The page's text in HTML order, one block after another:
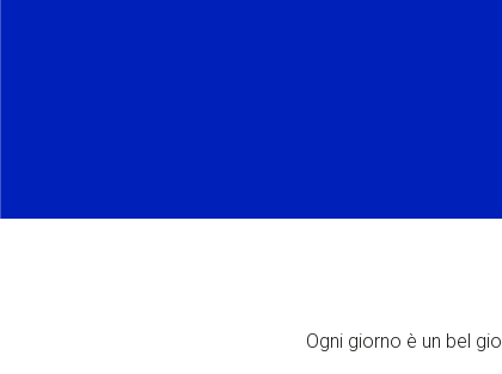
Ogni giorno è un bel